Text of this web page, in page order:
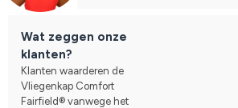
Wat zeggen onze
klanten?
Klanten waarderen de
Vliegenkap Comfort
Fairfield® vanwege het